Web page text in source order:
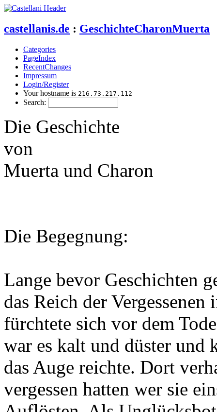
castellanis.de : GeschichteCharonMuerta
Categories
PageIndex
RecentChanges
Impressum
Login/Register
Your hostname is 216.73.217.112
Search:
Die Geschichte
von
Muerta und Charon
Die Begegnung:
Lange bevor Geschichten
das Reich der
fürchtete sich vor dem
war es kalt und düster und
das Auge reichte. Dort
vergessen hatten wer sie